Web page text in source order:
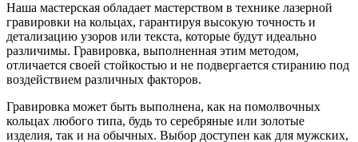
Наша мастерская обладает мастерством в технике лазерной
гравировки на кольцах, гарантируя высокую точность и
детализацию узоров или текста, которые будут идеально
различимы. Гравировка, выполненная этим методом,
отличается своей стойкостью и не подвергается стиранию под
воздействием различных факторов.
Гравировка может быть выполнена, как на помолвочных
кольцах любого типа, будь то серебряные или золотые
изделия, так и на обычных. Выбор доступен как для мужских,